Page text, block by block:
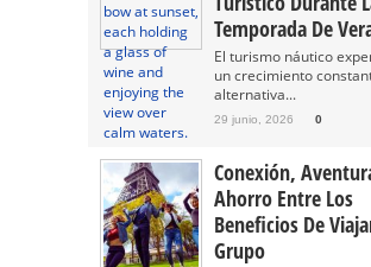
Temporada De
El turismo náutico
un crecimiento
alternativa...
29 junio, 2026 0
Conexión,
Ahorro Entre Los
Beneficios De
Grupo